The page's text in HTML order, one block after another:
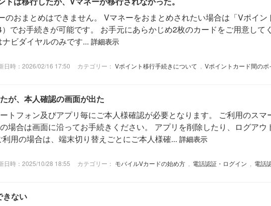
のおまとめはできません。 Vマネーをおまとめされたい場合は「Vポイン
でお手続きが可能です。 お手元にあらかじめ2枚のカードをご用意して
ビダイヤルのみです... 詳細表示
日時：2026/02/16 17:50 カテゴリー： Vポイント移行手続きについて
Vポイントカード間のポ
が、本人確認の画面が出た
トフォン及びアプリ毎にご本人様確認が必要となります。 ご利用のスマ
場合は画面に沿ってお手続きください。 アプリを削除したり、ログアウ
用の場合は、端末切り替えごとにご本人様確... 詳細表示
日時：2025/10/28 18:55 カテゴリー： モバイルVカードの始め方 電話認証・ログイン
電話
きない